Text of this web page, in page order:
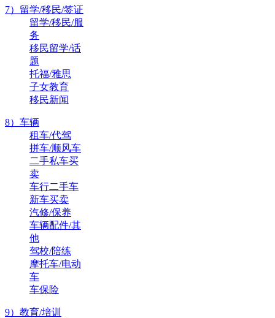
7）留学/移民/签证
留学/移民/服
务
移民留学/话
题
托福/雅思
子女教育
移民新闻
8）车辆
租车/代驾
拼车/顺风车
二手私车买
卖
车行二手车
新车买卖
汽修/保养
车辆配件/其
他
驾校/陪练
摩托车/电动
车
车保险
9）教育/培训